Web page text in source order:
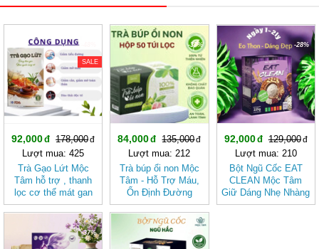
SALE
92,000
178,000
Lượt mua: 425
Trà Gạo Lứt Mộc
Tâm hỗ trợ , thanh
lọc cơ thể mát gan
-37%
84,000
135,000
Lượt mua: 212
Trà búp ổi non Mộc
Tâm - Hỗ Trợ Máu,
Ổn Định Đường
Huyết
-28%
92,000
129,000
Lượt mua: 210
Bột Ngũ Cốc EAT
CLEAN Mộc Tâm
Giữ Dáng Nhẹ Nhàng
Theo Cách Tự Nhiên
-37%